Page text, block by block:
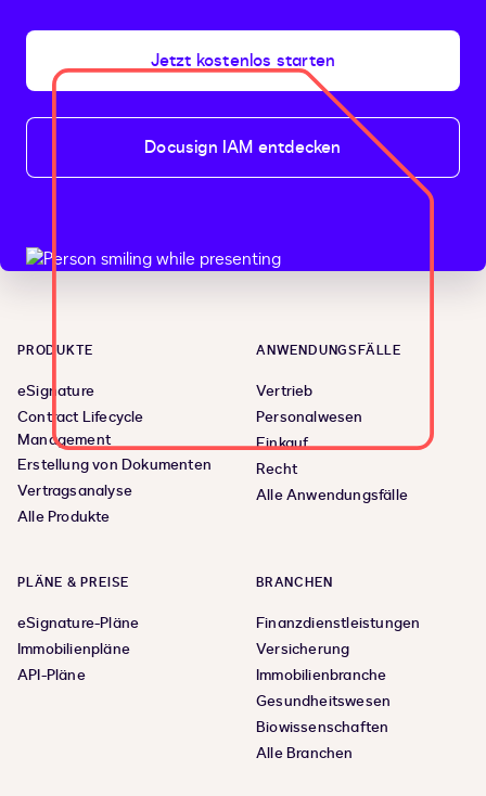
Jetzt kostenlos starten
Docusign IAM entdecken
PRODUKTE
eSignature
Contract Lifecycle
Management
Erstellung von Dokumenten
Vertragsanalyse
Alle Produkte
ANWENDUNGSFÄLLE
Vertrieb
Personalwesen
Einkauf
Recht
Alle Anwendungsfälle
PLÄNE & PREISE
eSignature-Pläne
Immobilienpläne
API-Pläne
BRANCHEN
Finanzdienstleistungen
Versicherung
Immobilienbranche
Gesundheitswesen
Biowissenschaften
Alle Branchen